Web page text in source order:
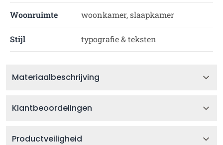
Woonruimte woonkamer, slaapkamer
Stijl typografie & teksten
Materiaalbeschrijving
Klantbeoordelingen
Productveiligheid